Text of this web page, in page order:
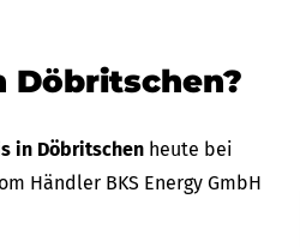
Döbritschen?
in Döbritschen heute bei
Händler BKS Energy GmbH